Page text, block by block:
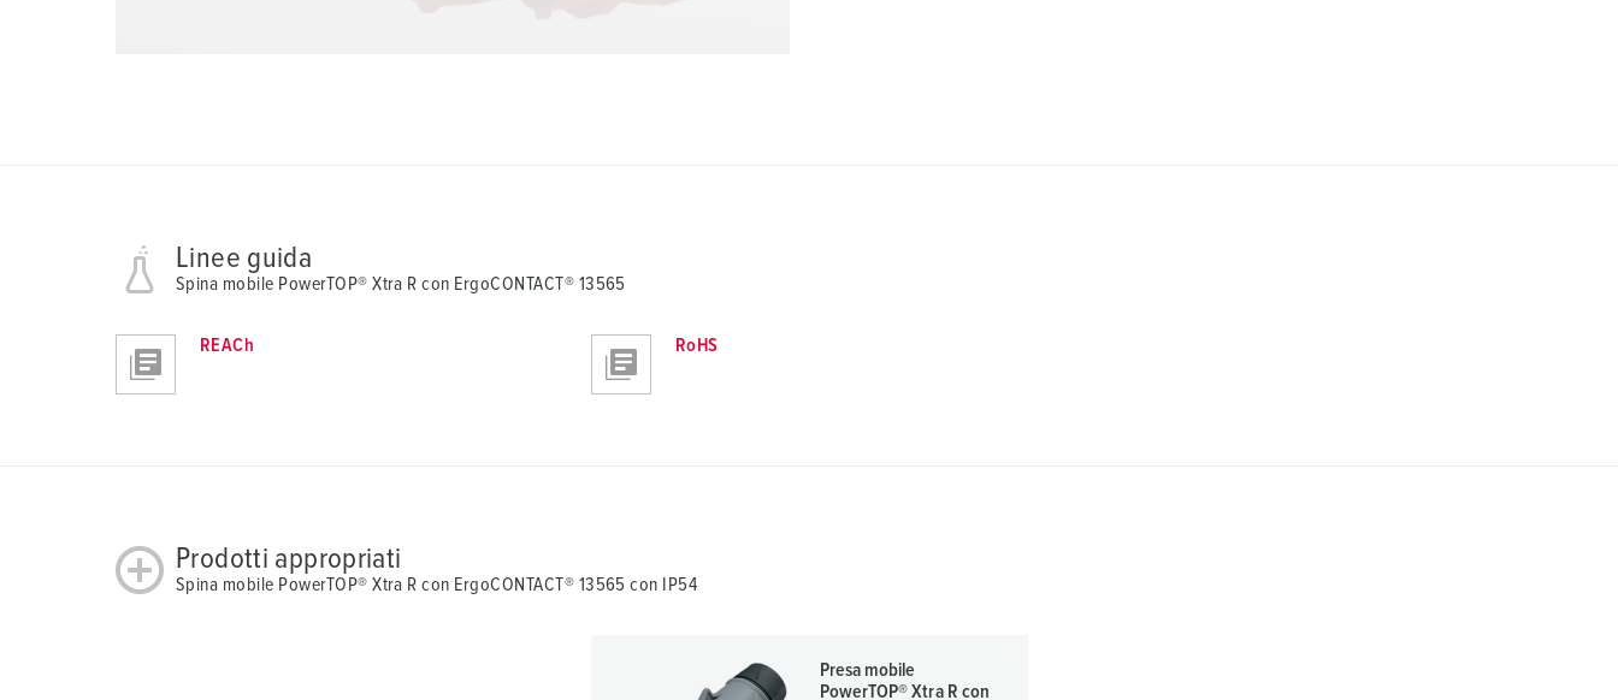
Linee guida
Spina mobile PowerTOP® Xtra R con ErgoCONTACT® 13565
REACh RoHS
Prodotti appropriati
Spina mobile PowerTOP® Xtra R con ErgoCONTACT® 13565 con IP54
Presa mobile
PowerTOP® Xtra R con